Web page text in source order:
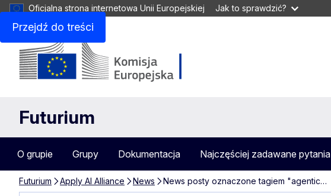
Przejdź do treści
Oficjalna strona internetowa Unii Europejskiej Jak to sprawdzić?
Futurium
O grupie Grupy Dokumentacja Najczęściej zadawane pytania
Futurium Apply AI Alliance News News posty oznaczone tagiem "agentic…